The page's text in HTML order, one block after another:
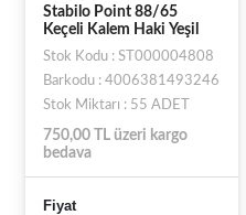
Stabilo Point 88/65
Keçeli Kalem Haki Yeşil
Stok Kodu : ST000004808
Barkodu : 4006381493246
Stok Miktarı : 55 ADET
750,00 TL üzeri kargo
bedava
Fiyat